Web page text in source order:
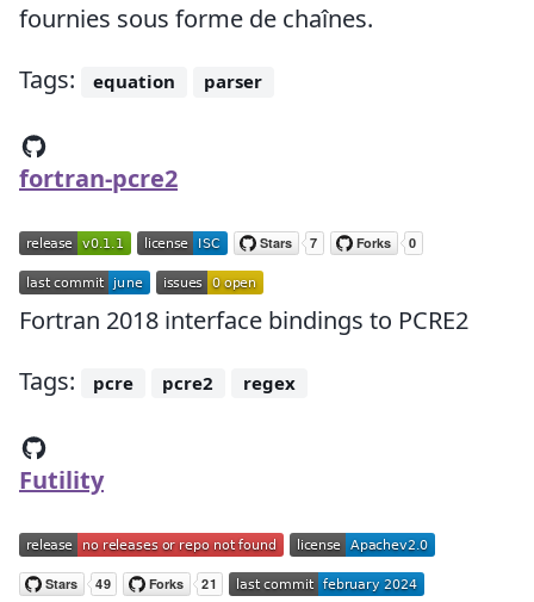
fournies sous forme de chaînes.
Tags:
equation parser
fortran-pcre2
Fortran 2018 interface bindings to PCRE2
Tags:
pcre pcre2 regex
Futility